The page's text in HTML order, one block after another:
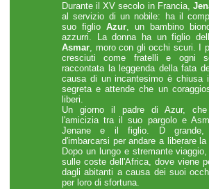
Durante il XV secolo in Francia,
al servizio di un nobile: ha il
suo figlio Azur, un bambino
azzurri. La donna ha un figlio
Asmar, moro con gli occhi scuri. I
cresciuti come fratelli e ogni
raccontata la leggenda della fata
causa di un incantesimo è chiusa
segreta e attende che un
liberi.
Un giorno il padre di Azur, che
l'amicizia tra il suo pargolo e
Jenane e il figlio. D grande,
d'imbarcarsi per andare a liberare
Dopo un lungo e stremante
sulle coste dell'Africa, dove viene
dagli abitanti a causa dei suoi
per loro di sfortuna.